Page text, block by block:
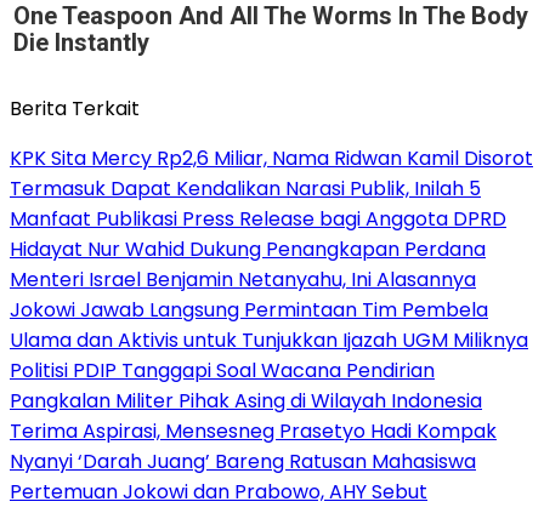
One Teaspoon And All The Worms In The Body
Die Instantly
Berita Terkait
KPK Sita Mercy Rp2,6 Miliar, Nama Ridwan Kamil Disorot
Termasuk Dapat Kendalikan Narasi Publik, Inilah 5
Manfaat Publikasi Press Release bagi Anggota DPRD
Hidayat Nur Wahid Dukung Penangkapan Perdana
Menteri Israel Benjamin Netanyahu, Ini Alasannya
Jokowi Jawab Langsung Permintaan Tim Pembela
Ulama dan Aktivis untuk Tunjukkan Ijazah UGM Miliknya
Politisi PDIP Tanggapi Soal Wacana Pendirian
Pangkalan Militer Pihak Asing di Wilayah Indonesia
Terima Aspirasi, Mensesneg Prasetyo Hadi Kompak
Nyanyi ‘Darah Juang’ Bareng Ratusan Mahasiswa
Pertemuan Jokowi dan Prabowo, AHY Sebut